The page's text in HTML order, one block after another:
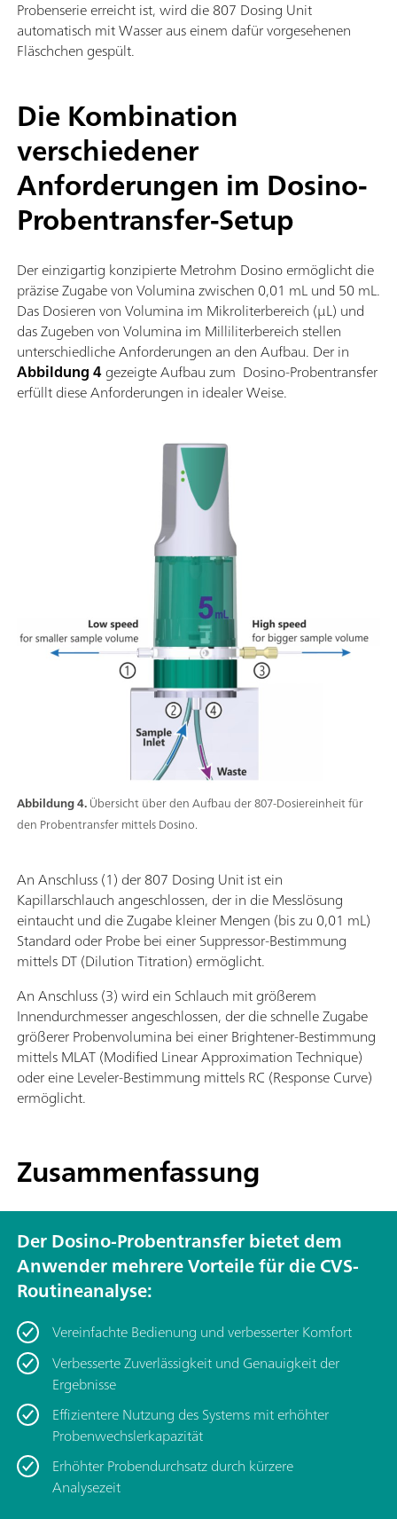
Probenserie erreicht ist, wird die 807 Dosing Unit
automatisch mit Wasser aus einem dafür vorgesehenen
Fläschchen gespült.
Die Kombination
verschiedener
Anforderungen im Dosino-
Probentransfer-Setup
Der einzigartig konzipierte Metrohm Dosino ermöglicht die
präzise Zugabe von Volumina zwischen 0,01 mL und 50 mL.
Das Dosieren von Volumina im Mikroliterbereich (µL) und
das Zugeben von Volumina im Milliliterbereich stellen
unterschiedliche Anforderungen an den Aufbau. Der in
Abbildung 4gezeigte Aufbau zum Dosino-Probentransfer
erfüllt diese Anforderungen in idealer Weise.
Abbildung 4.Übersicht über den Aufbau der 807-Dosiereinheit für
den Probentransfer mittels Dosino.
An Anschluss (1) der 807 Dosing Unit ist ein
Kapillarschlauch angeschlossen, der in die Messlösung
eintaucht und die Zugabe kleiner Mengen (bis zu 0,01 mL)
Standard oder Probe bei einer Suppressor-Bestimmung
mittels DT (Dilution Titration) ermöglicht.
An Anschluss (3) wird ein Schlauch mit größerem
Innendurchmesser angeschlossen, der die schnelle Zugabe
größerer Probenvolumina bei einer Brightener-Bestimmung
mittels MLAT (Modified Linear Approximation Technique)
oder eine Leveler-Bestimmung mittels RC (Response Curve)
ermöglicht.
Zusammenfassung
Der Dosino-Probentransfer bietet dem
Anwender mehrere Vorteile für die CVS-
Routineanalyse:
Vereinfachte Bedienung und verbesserter Komfort
Verbesserte Zuverlässigkeit und Genauigkeit der
Ergebnisse
Effizientere Nutzung des Systems mit erhöhter
Probenwechslerkapazität
Erhöhter Probendurchsatz durch kürzere
Analysezeit